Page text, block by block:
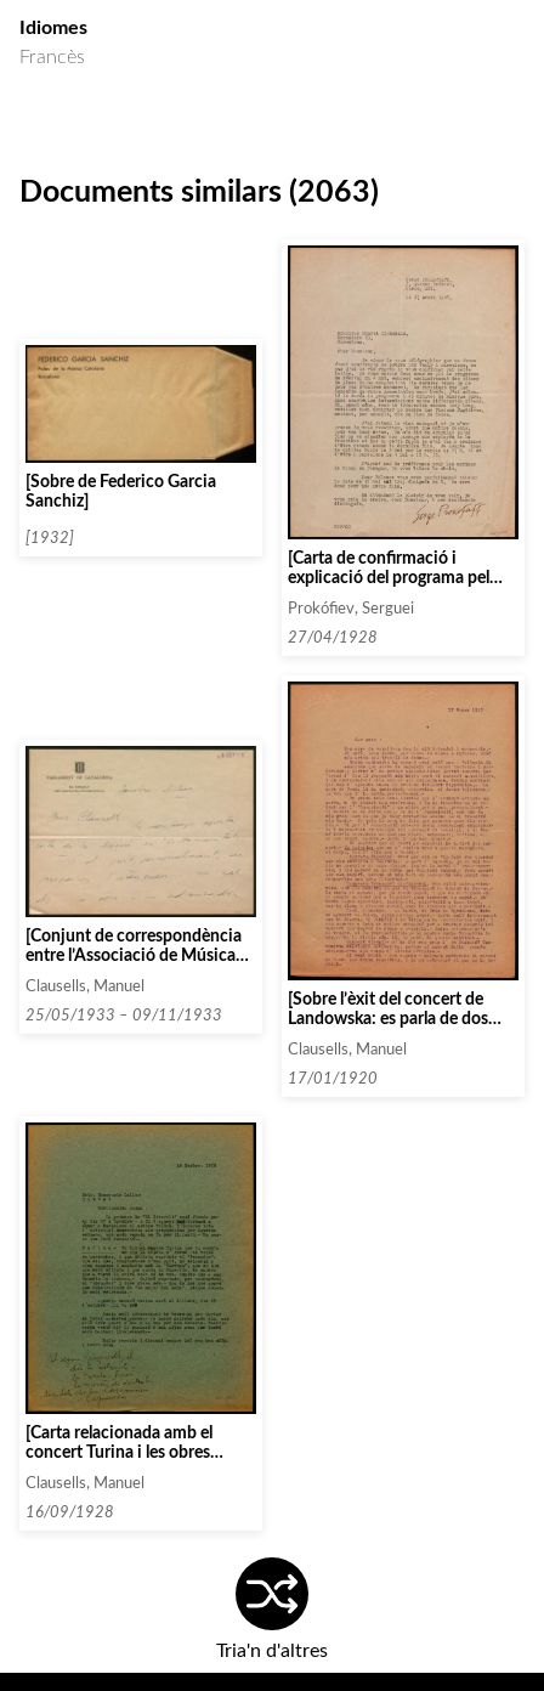
Idiomes
Francès
Documents similars (2063)
[Sobre de Federico Garcia
Sanchiz]
[1932]
[Carta de confirmació i
explicació del programa pel
recital del 4 de maig]
Prokófiev, Serguei
27/04/1928
[Conjunt de correspondència
entre l’Associació de Música
da Càmera i diverses persones i
entitats que comencen amb la
lletra F, entre 1933 i 1934]
Clausells, Manuel
25/05/1933 – 09/11/1933
[Sobre l’èxit del concert de
Landowska: es parla de dos
retrats i dels comptes de les
despeses de transport del
Clave]
Clausells, Manuel
17/01/1920
[Carta relacionada amb el
concert Turina i les obres
escollides pel programa]
Clausells, Manuel
16/09/1928
Tria'n d'altres